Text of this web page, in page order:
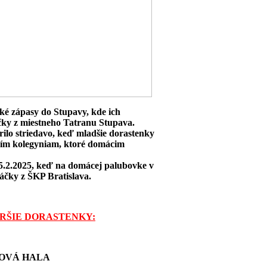
zápasy do Stupavy, kde ich
z miestneho Tatranu Stupava.
striedavo, keď mladšie dorastenky
kolegyniam, ktoré domácim
keď na domácej palubovke v
z ŠKP Bratislava.
DORASTENKY:
HALA